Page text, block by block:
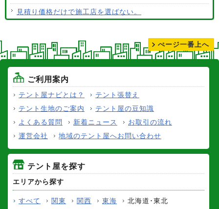
見積り価格だけで施工店を選ばない。
ぺージ一番上へ
ご利用案内
テント屋ナビとは？
テント張替え
テント生地のご案内
テント屋の豆知識
よくある質問
新着ニュース
お取引の流れ
運営会社
地域のテント屋へお問い合わせ
テント屋を探す
エリアから探す
すべて 関東 関西 東海
北海道･東北